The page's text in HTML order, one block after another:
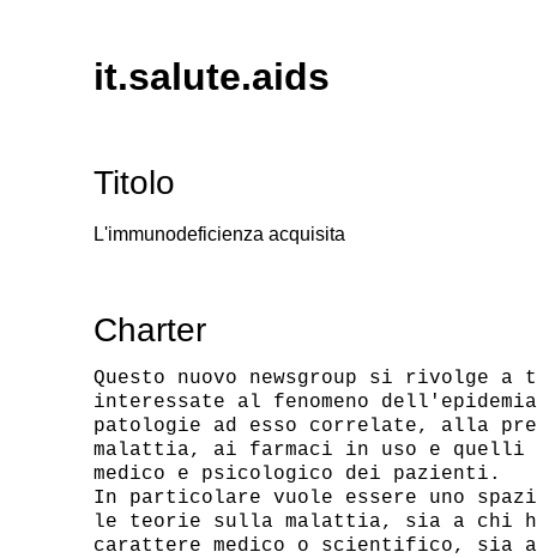
it.salute.aids
Titolo
L'immunodeficienza acquisita
Charter
Questo nuovo newsgroup si rivolge
interessate al fenomeno
patologie ad esso correlate, alla
malattia, ai farmaci in uso e
medico e psicologico dei pazienti.
In particolare vuole essere uno
le teorie sulla malattia, sia a chi ha
carattere medico o scientifico, sia